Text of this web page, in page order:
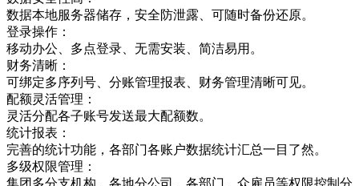
数据本地服务器储存，安全防泄露、可随时备份还原。
登录操作：
移动办公、多点登录、无需安装、简洁易用。
财务清晰：
可绑定多序列号、分账管理报表、财务管理清晰可见。
配额灵活管理：
灵活分配各子账号发送最大配额数。
统计报表：
完善的统计功能，各部门各账户数据统计汇总一目了然。
多级权限管理：
集团多分支机构、各地分公司、各部门、众雇员等权限控制分